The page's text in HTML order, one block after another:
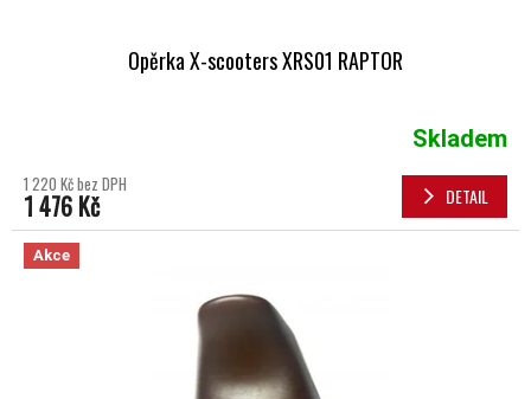
Opěrka X-scooters XRS01 RAPTOR
Skladem
1 220 Kč bez DPH
1 476 Kč DETAIL
Akce